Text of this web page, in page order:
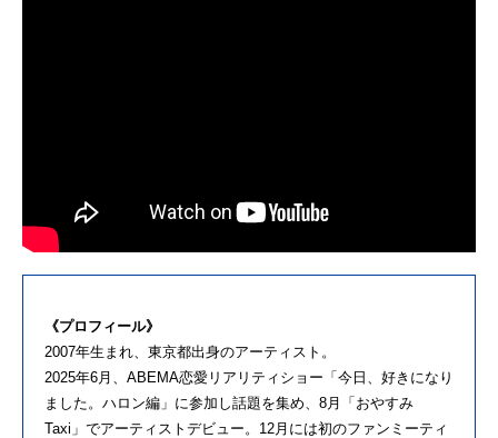
《プロフィール》
2007年生まれ、東京都出身のアーティスト。
2025年6月、ABEMA恋愛リアリティショー「今日、好きになり
ました。ハロン編」に参加し話題を集め、8月「おやすみ
Taxi」でアーティストデビュー。12月には初のファンミーティ